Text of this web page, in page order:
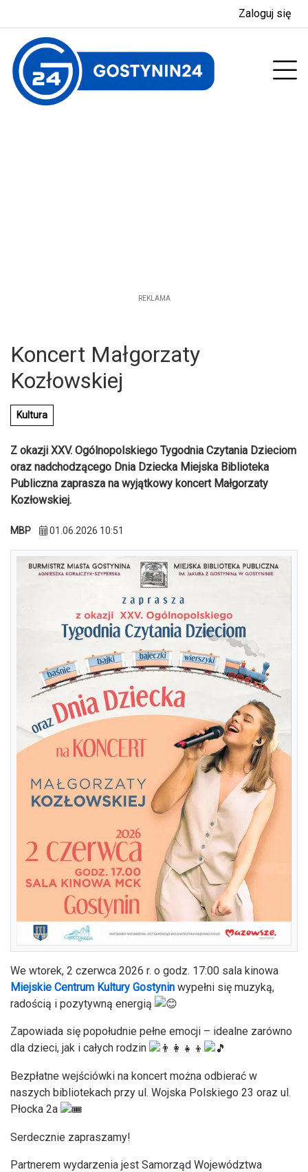
Zaloguj się
REKLAMA
Koncert Małgorzaty
Kozłowskiej
Kultura
Z okazji XXV. Ogólnopolskiego Tygodnia Czytania Dzieciom
oraz nadchodzącego Dnia Dziecka Miejska Biblioteka
Publiczna zaprasza na wyjątkowy koncert Małgorzaty
Kozłowskiej.
MBP 01.06.2026 10:51
We wtorek, 2 czerwca 2026 r. o godz. 17:00 sala kinowa
Miejskie Centrum Kultury Gostynin wypełni się muzyką,
radością i pozytywną energią
Zapowiada się popołudnie pełne emocji – idealne zarówno
dla dzieci, jak i całych rodzin
Bezpłatne wejściówki na koncert można odbierać w
naszych bibliotekach przy ul. Wojska Polskiego 23 oraz ul.
Płocka 2a
Serdecznie zapraszamy!
Partnerem wydarzenia jest Samorząd Województwa